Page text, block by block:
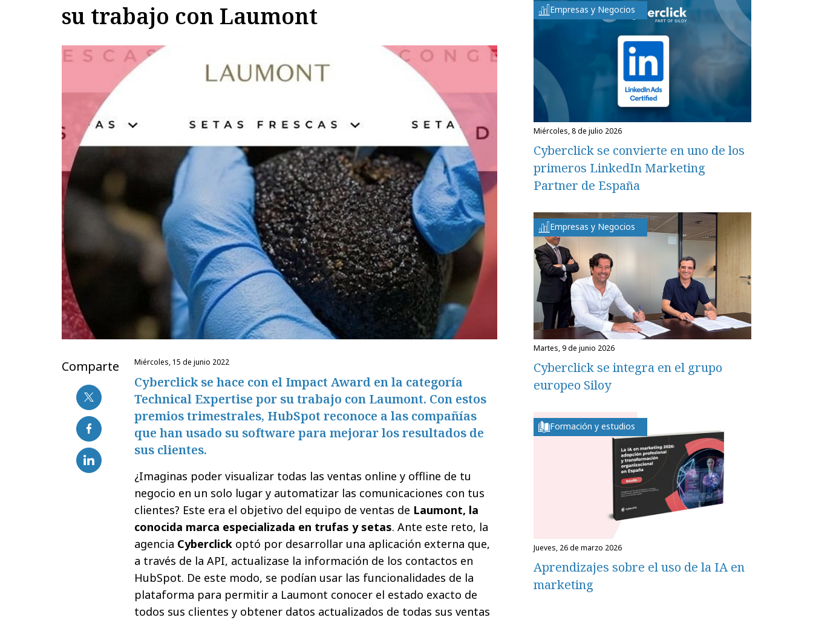
su trabajo con Laumont
Comparte miércoles, 15 de junio 2022
Cyberclick se hace con el Impact Award en la categoría
Technical Expertise por su trabajo con Laumont. Con estos
premios trimestrales, HubSpot reconoce a las compañías
que han usado su software para mejorar los resultados de
sus clientes.
¿Imaginas poder visualizar todas las ventas online y offline de tu
negocio en un solo lugar y automatizar las comunicaciones con tus
clientes? Este era el objetivo del equipo de ventas de Laumont, la
conocida marca especializada en trufas y setas. Ante este reto, la
agencia Cyberclick optó por desarrollar una aplicación externa que,
a través de la API, actualizase la información de los contactos en
HubSpot. De este modo, se podían usar las funcionalidades de la
plataforma para permitir a Laumont conocer el estado exacto de
todos sus clientes y obtener datos actualizados de todas sus ventas
Empresas y Negocios
miércoles, 8 de julio 2026
Cyberclick se convierte en uno de los
primeros LinkedIn Marketing
Partner de España
Empresas y Negocios
martes, 9 de junio 2026
Cyberclick se integra en el grupo
europeo Siloy
Formación y estudios
jueves, 26 de marzo 2026
Aprendizajes sobre el uso de la IA en
marketing